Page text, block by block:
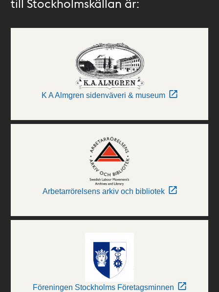
till Stockholmskällan är:
K A Almgren sidenväveri & museum
Arbetarrörelsens arkiv och bibliotek
Föreningen Stockholms Företagsminnen